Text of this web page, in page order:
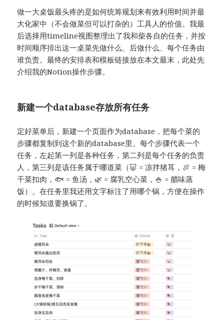
做一大桌饭最头疼的是如何统筹规划来有效利用时间并最
大化家中（不会做菜但可以打杂的）工具人的价值。我最
后选择用timeline视图整理出了我和柴各自的任务，并按
时间顺序排出这一桌菜先做什么、后做什么、每个任务由
谁负责。最终的安排表和模板链接放在本文最末，此处先
介绍我的Notion操作步骤。
新建一个database存放所有任务
定好菜单后，新建一个页面作为database，把每个菜的
步骤都复制到这个新的database里。每个步骤代表一个
任务，左起第一列是各种任务，第二列是每个任务的负责
人，第三列是该任务属于哪道菜（🐷 = 凉拌猪耳，🍖 = 梅
干菜扣肉，🐟 = 鱼汤，🌿 = 腐乳空心菜，🍚 = 腊味蒸
饭）。在任务里我还用文字标注了用哪个锅，方便在操作
的时候知道要换锅了。